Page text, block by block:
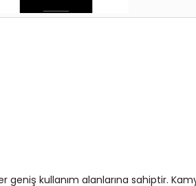
geniş kullanım alanlarına sahiptir.